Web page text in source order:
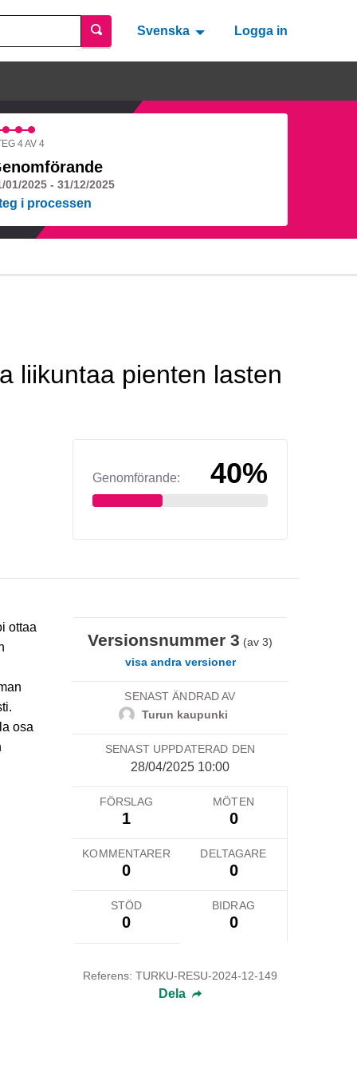
Svenska Valitse kieli Välj språk
Logga in
4 AV 4
01/2025 - 31/12/2025
i processen
liikuntaa pienten lasten
Genomförande: 40%
ottaa
osa
Versionsnummer 3 (av 3)
visa andra versioner
SENAST ÄNDRAD AV
Turun kaupunki
SENAST UPPDATERAD DEN
28/04/2025 10:00
FÖRSLAG
1
MÖTEN
0
KOMMENTARER
0
DELTAGARE
0
STÖD
0
BIDRAG
0
Referens: TURKU-RESU-2024-12-149
Dela